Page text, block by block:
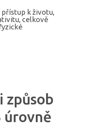
k životu,
celkově
způsob
úrovně